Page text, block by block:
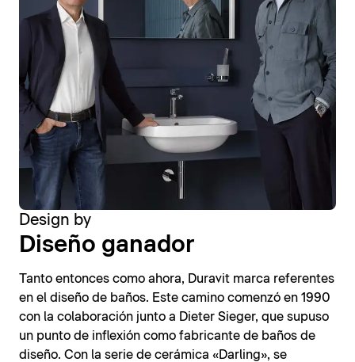
Design by
Diseño ganador
Tanto entonces como ahora, Duravit marca referentes
en el diseño de baños. Este camino comenzó en 1990
con la colaboración junto a Dieter Sieger, que supuso
un punto de inflexión como fabricante de baños de
diseño. Con la serie de cerámica «Darling», se